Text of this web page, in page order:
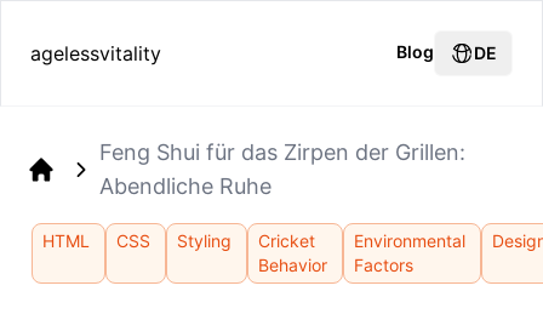
agelessvitality Blog DE
Feng Shui für das Zirpen der Grillen:
Abendliche Ruhe
HTML CSS Styling
Cricket
Behavior
Environmental
Factors